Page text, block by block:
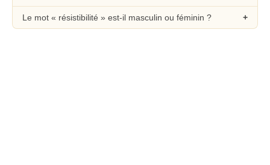
Le mot « résistibilité » est-il masculin ou féminin ?